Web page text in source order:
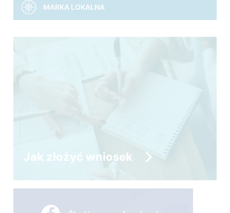
MARKA LOKALNA
Jak złożyć wniosek